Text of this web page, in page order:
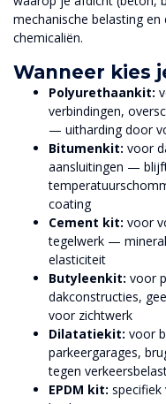
mechanische belasting
chemicaliën.
Wanneer kies
Polyurethaankit:
verbindingen,
— uitharding door
Bitumenkit: voor
aansluitingen —
coating
Cement kit: voor
tegelwerk —
elasticiteit
Butyleenkit: voor
dakconstructies,
voor zichtwerk
Dilatatiekit: voor
parkeergarages,
tegen
EPDM kit: